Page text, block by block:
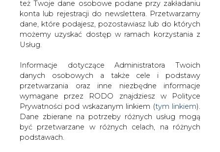
Usług.
Informacje dotyczące Administratora Twoich
danych osobowych a także cele i podstawy
przetwarzania oraz inne niezbędne informacje
Prywatności pod wskazanym linkiem (tym linkiem).
Dane zbierane na potrzeby różnych usług mogą
być przetwarzane w różnych celach, na różnych
podstawach.
Pamiętaj, że w związku z przetwarzaniem danych
osobowych przysługuje Ci szereg gwarancji i praw,
a przede wszystkim prawo do odwołania zgody
udostępnij:
PGNiG Norway AS operatorem na
Kontynentalnym
Norweskie Ministerstwo Ropy i Energii